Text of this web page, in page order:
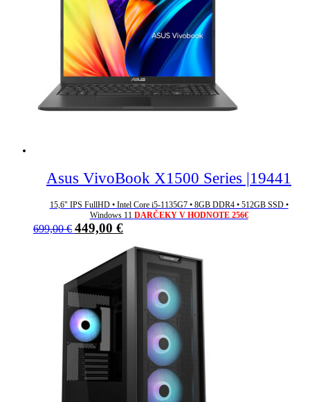
Asus VivoBook X1500 Series |19441
15,6" IPS FullHD • Intel Core i5-1135G7 • 8GB DDR4 • 512GB SSD •
Windows 11 DARČEKY V HODNOTE 256€
699,00€ Pôvodná
699,00 €.
449,00 €Aktuálna
je:
449,00 €.